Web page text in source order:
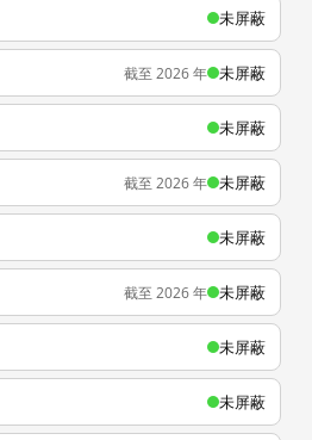
未屏蔽
截至 2026 年 未屏蔽
未屏蔽
截至 2026 年 未屏蔽
未屏蔽
截至 2026 年 未屏蔽
未屏蔽
未屏蔽